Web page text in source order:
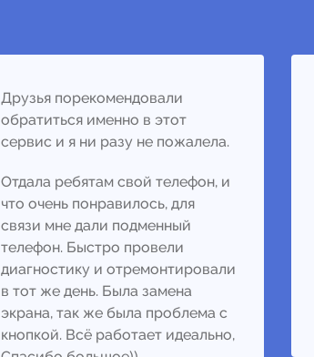
Друзья порекомендовали
обратиться именно в этот
сервис и я ни разу не пожалела.
Отдала ребятам свой телефон, и
что очень понравилось, для
связи мне дали подменный
телефон. Быстро провели
диагностику и отремонтировали
в тот же день. Была замена
экрана, так же была проблема с
кнопкой. Всё работает идеально,